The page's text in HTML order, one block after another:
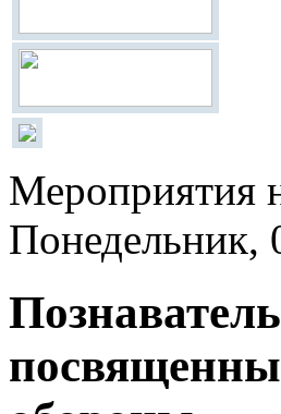
Мероприятия
Понедельник,